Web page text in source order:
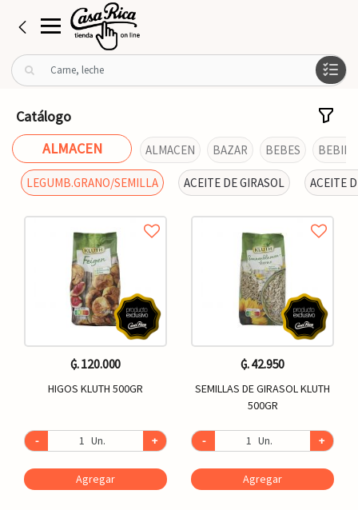
B
u
r
p
Catálogo
ALMACEN
ALMACEN BAZAR BEBES
LEGUMB.GRANO/SEMILLA ACEITE DE GIRASOL ACEITE
₲. 120.000
HIGOS KLUTH 500GR
- Un. +
Agregar
₲. 42.950
SEMILLAS DE GIRASOL KLUTH
500GR
- Un. +
Agregar